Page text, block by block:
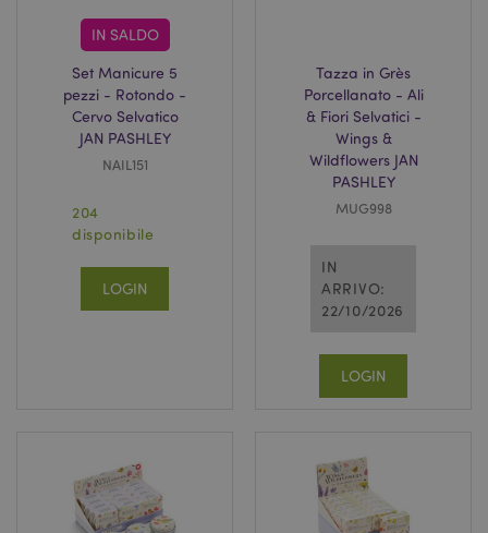
IN SALDO
Set Manicure 5
pezzi - Rotondo -
Cervo Selvatico
JAN PASHLEY
NAIL151
204
disponibile
LOGIN
Tazza in Grès
Porcellanato - Ali
& Fiori Selvatici -
Wings &
Wildflowers JAN
PASHLEY
MUG998
IN
ARRIVO:
22/10/2026
LOGIN